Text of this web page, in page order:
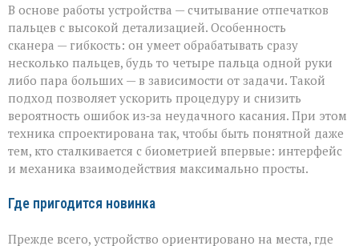
В основе работы устройства — считывание отпечатков
пальцев с высокой детализацией. Особенность
сканера — гибкость: он умеет обрабатывать сразу
несколько пальцев, будь то четыре пальца одной руки
либо пара больших — в зависимости от задачи. Такой
подход позволяет ускорить процедуру и снизить
вероятность ошибок из‑за неудачного касания. При этом
техника спроектирована так, чтобы быть понятной даже
тем, кто сталкивается с биометрией впервые: интерфейс
и механика взаимодействия максимально просты.
Где пригодится новинка
Прежде всего, устройство ориентировано на места, где